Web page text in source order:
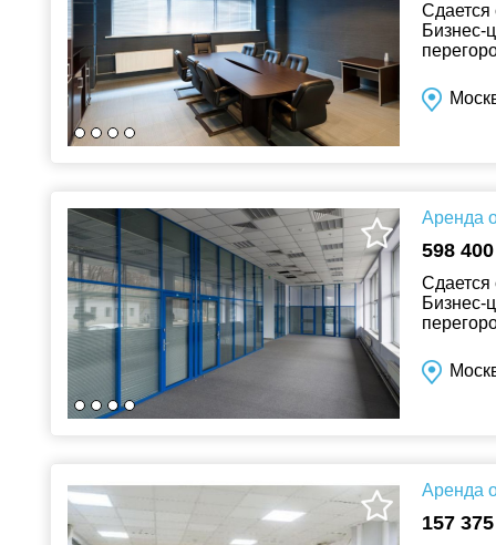
Сдается
Бизнес-
Аренда
598
Сдается
Бизнес-
Аренда
157